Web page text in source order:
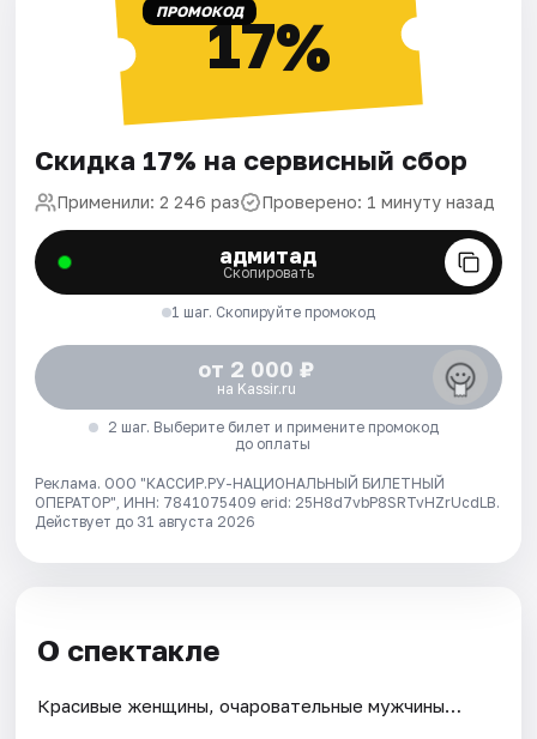
ПРОМОКОД17%
Скидка 17% на сервисный сбор
Применили: 2 246 раз Проверено: 1 минуту назад
адмитад
Скопировать
1 шаг. Скопируйте промокод
от 2 000 ₽
на Kassir.ru
2 шаг. Выберите билет и примените промокод
до оплаты
Реклама. ООО "КАССИР.РУ-НАЦИОНАЛЬНЫЙ БИЛЕТНЫЙ
ОПЕРАТОР", ИНН: 7841075409 erid: 25H8d7vbP8SRTvHZrUcdLB.
Действует до 31 августа 2026
О спектакле
Красивые женщины, очаровательные мужчины…